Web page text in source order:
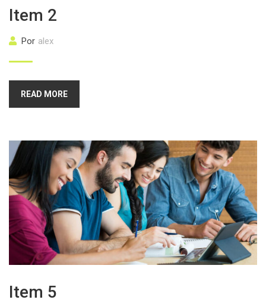
Item 2
Por alex
READ MORE
Item 5